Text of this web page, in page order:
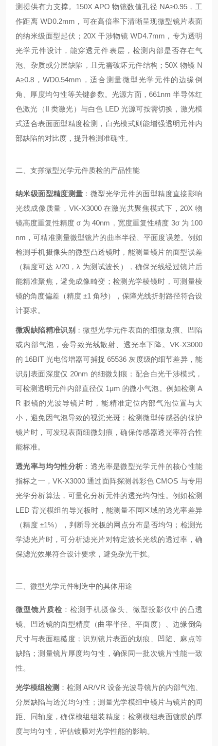
测提供有力支撑。150X APO 物镜数值孔径 NA≥0.95，工
作距离 WD0.2mm，可在高倍率下清晰呈现微型镜片表面
的纳米级面型起伏；20X 干涉物镜 WD4.7mm，专为透明
光学元件设计，能穿透元件表层，检测内部是否存在气
泡、杂质或分层缺陷，且无需破坏元件结构；50X 物镜 N
A≥0.8，WD0.54mm，适合测量微型光学元件的边缘倒
角、厚度均匀性等关键参数。光源方面，661nm 半导体红
色激光（II 类激光）与白色 LED 光源可按需切换，激光模
式适合表面面型精度检测，白光模式则能增强透明元件内
部缺陷的对比度，提升检测准确性。
二、支撑微型光学元件质检的产品性能
纳米级面型精度测量 ：微型光学元件的面型精度直接影响
光线成像质量，VK-X3000 在激光共聚焦模式下，20X 物
镜高度重复性精度 σ 为 40nm，宽度重复性精度 3σ 为 100
nm，可精准测量微型镜片的曲率半径、平面度误差。例如
检测手机摄像头的微型凸透镜时，能测量镜片的面型误差
（精度可达 λ/20，λ 为测试波长），确保光线经过镜片后
能精准聚焦，避免成像畸变；检测光学棱镜时，可测量棱
镜的角度偏差（精度 ±1 角秒），保障光线折射路径符合设
计要求。
微观缺陷精准识别 ：微型光学元件表面的细微划痕、凹陷
或内部气泡，会导致光线散射、透光率下降。VK-X3000
的 16BIT 光电倍增器可捕捉 65536 灰度级的细节差异，能
识别表面深度仅 20nm 的细微划痕；配合白光干涉模式，
可检测透明元件内部直径仅 1μm 的微小气泡。例如检测 A
R 眼镜的光波导镜片时，能精准定位内部气泡位置与大
小，避免因气泡导致的视觉光斑；检测微型传感器的保护
镜片时，可发现表面细微划痕，确保传感器透光率符合性
能标准。
透光率与均匀性分析 ：透光率是微型光学元件的核心性能
指标之一，VK-X3000 通过面阵探测器彩色 CMOS 与专用
光学分析算法，可量化分析元件的透光均匀性。例如检测
LED 背光模组的导光板时，能测量不同区域的透光率差异
（精度 ±1%），判断导光板的网点分布是否均匀；检测光
学滤光片时，可分析滤光片对特定波长光线的透过率，确
保滤光效果符合设计要求，避免杂光干扰。
三、微型光学元件制造中的具体用途
微型镜片质检 ：检测手机摄像头、微型投影仪中的凸透
镜、凹透镜的面型精度（曲率半径、平面度）、边缘倒角
尺寸与表面粗糙度；识别镜片表面的划痕、凹陷、麻点等
缺陷；测量镜片厚度均匀性，确保同一批次镜片性能一致
性。
光学模组检测 ：检测 AR/VR 设备光波导镜片的内部气泡、
分层缺陷与透光均匀性；测量光学模组中镜片与镜片的间
距、同轴度，确保模组组装精度；检测模组表面镀膜的厚
度与均匀性，评估镀膜对光学性能的影响。